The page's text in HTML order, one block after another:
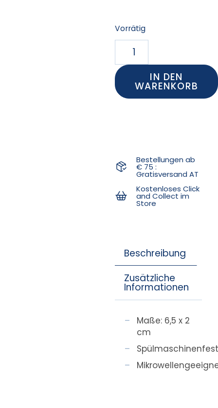
Vorrätig
IN DEN
WARENKORB
Bestellungen ab
€ 75 :
Gratisversand AT
Kostenloses Click
and Collect im
Store
Beschreibung
Zusätzliche
Informationen
Maße: 6,5 x 2
cm